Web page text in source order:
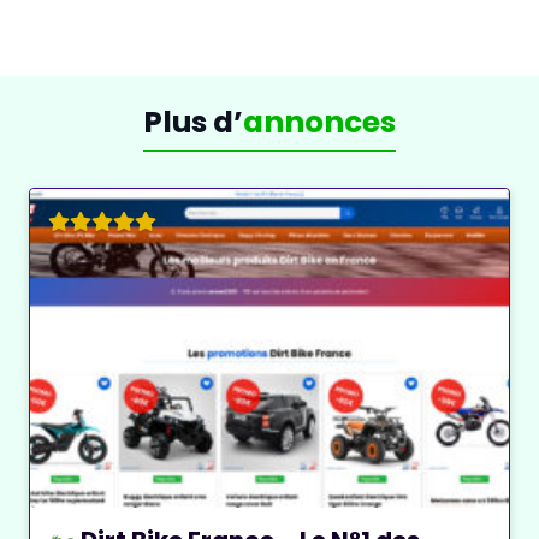
Protégez Votre Bien le Plus
mise en place de serrures de haute sécurité,
des personnes. Ce type de serrure est souvent
recommandé pour les résidences, les commerces ou
les bureaux. Les prestations comprennent :
Installation de serrures multipoints: sécurité
Serrures électroniques: pour un contrôle
d’accès sécurisé sans clé, avec des systèmes à
code ou biométriques.
Serrures certifiées: adaptées aux portes
Plus d’annonces